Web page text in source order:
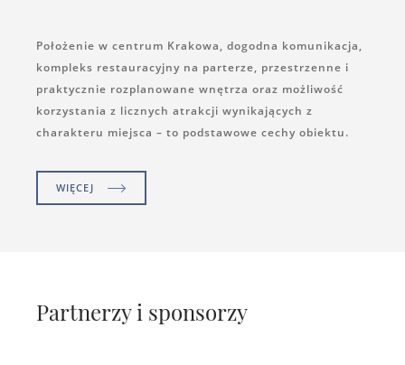
Położenie w centrum Krakowa, dogodna komunikacja,
kompleks restauracyjny na parterze, przestrzenne i
praktycznie rozplanowane wnętrza oraz możliwość
korzystania z licznych atrakcji wynikających z
charakteru miejsca – to podstawowe cechy obiektu.
WIĘCEJ
Partnerzy i sponsorzy